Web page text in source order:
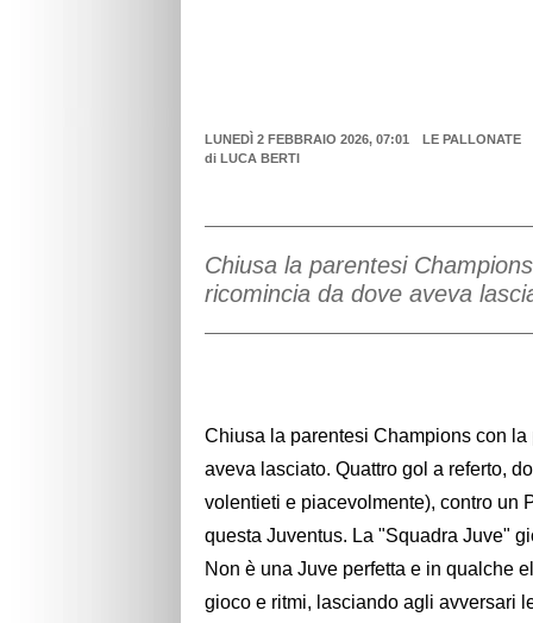
LUNEDÌ 2 FEBBRAIO 2026, 07:01
LE PALLONATE
di LUCA BERTI
Chiusa la parentesi
ricomincia da dove aveva
Chiusa la parentesi Champions con
aveva lasciato. Quattro gol a referto,
volentieti e piacevolmente), contro un
questa Juventus. La "Squadra Juve"
Non è una Juve perfetta e in qualche
gioco e ritmi, lasciando agli avversari